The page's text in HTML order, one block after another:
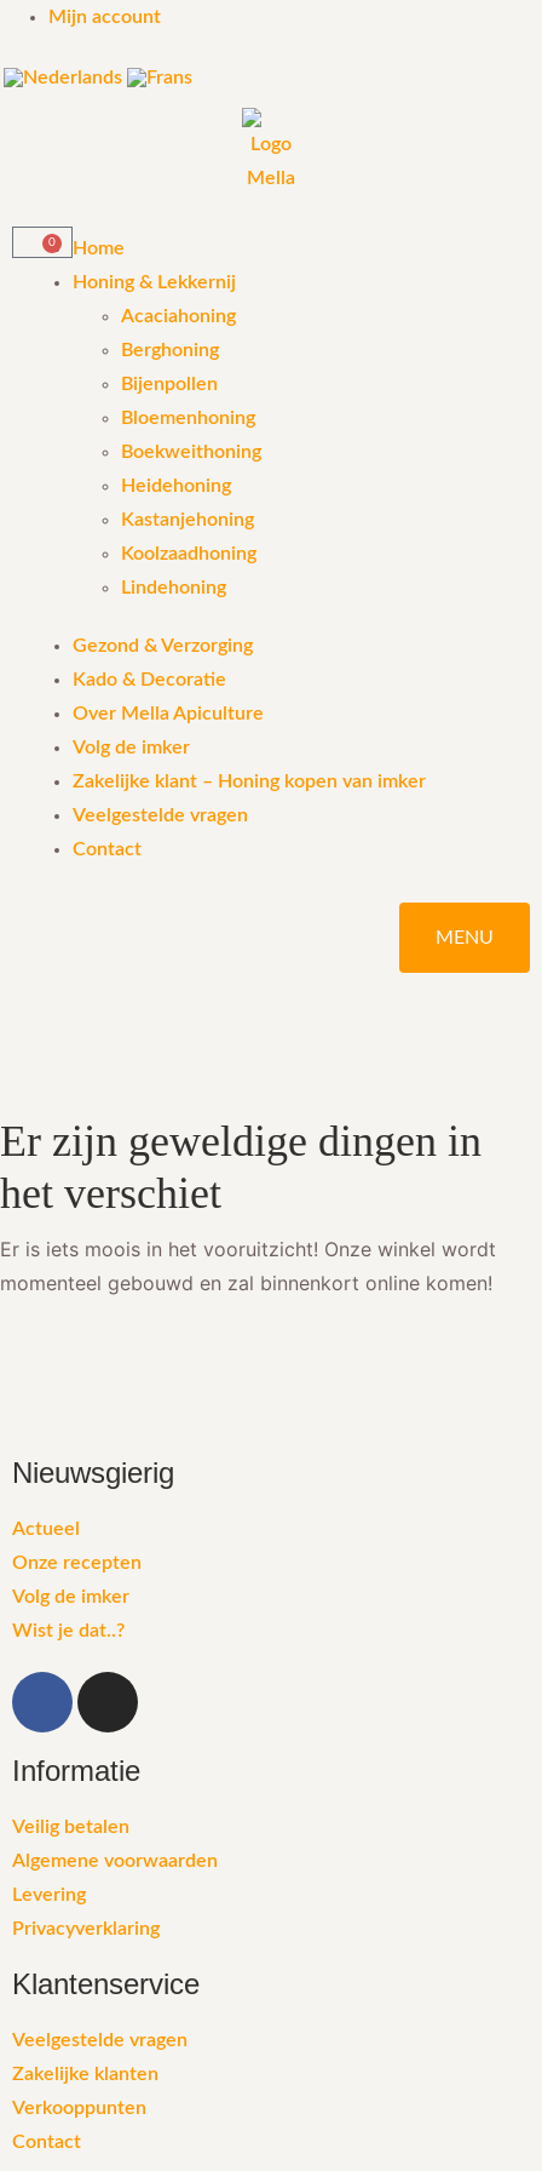
Mijn account
0
Home
Honing & Lekkernij
Acaciahoning
Berghoning
Bijenpollen
Bloemenhoning
Boekweithoning
Heidehoning
Kastanjehoning
Koolzaadhoning
Lindehoning
Gezond & Verzorging
Kado & Decoratie
Over Mella Apiculture
Volg de imker
Zakelijke klant – Honing kopen van imker
Veelgestelde vragen
Contact
MENU
Er zijn geweldige dingen in
het verschiet
Er is iets moois in het vooruitzicht! Onze winkel wordt
momenteel gebouwd en zal binnenkort online komen!
Nieuwsgierig
Actueel
Onze recepten
Volg de imker
Wist je dat..?
Informatie
Veilig betalen
Algemene voorwaarden
Levering
Privacyverklaring
Klantenservice
Veelgestelde vragen
Zakelijke klanten
Verkooppunten
Contact